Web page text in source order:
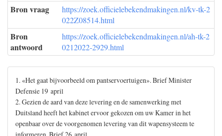
Bron vraag
https://zoek.officielebekendmakingen.nl/kv-tk-2
022Z08514.html
Bron
antwoord
https://zoek.officielebekendmakingen.nl/ah-tk-2
0212022-2929.html
1. «Het gaat bijvoorbeeld om pantservoertuigen». Brief Minister
Defensie 19 april
2. Gezien de aard van deze levering en de samenwerking met
Duitsland heeft het kabinet ervoor gekozen om uw Kamer in het
openbaar over de voorgenomen levering van dit wapensysteem te